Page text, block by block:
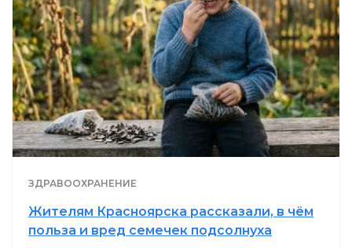
ЗДРАВООХРАНЕНИЕ
Жителям Красноярска рассказали, в чём
польза и вред семечек подсолнуха